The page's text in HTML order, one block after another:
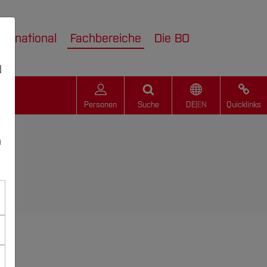
Fachbereiche Die BO
Personen Suche DE| EN Quicklinks